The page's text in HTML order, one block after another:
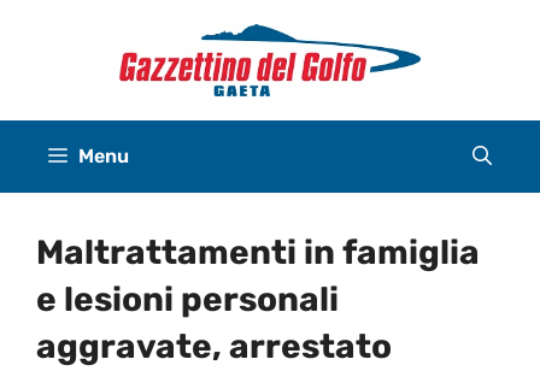
Menu
Maltrattamenti in famiglia
e lesioni personali
aggravate, arrestato